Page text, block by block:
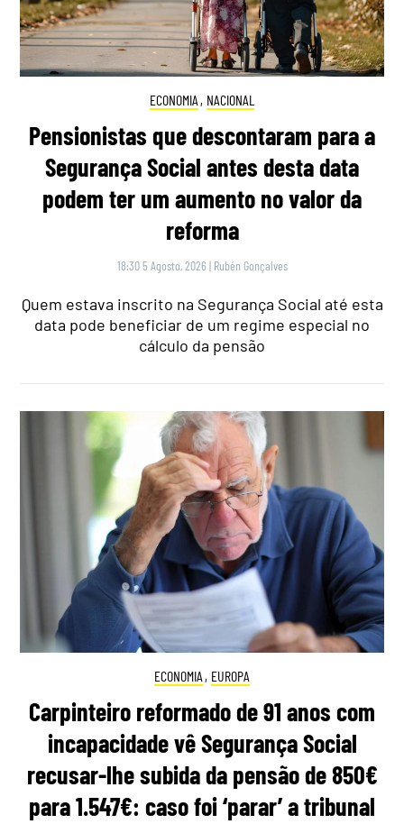
ECONOMIA , NACIONAL
Pensionistas que descontaram para a
Segurança Social antes desta data
podem ter um aumento no valor da
reforma
18:30 5 Agosto, 2026 | Rubén Gonçalves
Quem estava inscrito na Segurança Social até esta
data pode beneficiar de um regime especial no
cálculo da pensão
ECONOMIA , EUROPA
Carpinteiro reformado de 91 anos com
incapacidade vê Segurança Social
recusar-lhe subida da pensão de 850€
para 1.547€: caso foi ‘parar’ a tribunal